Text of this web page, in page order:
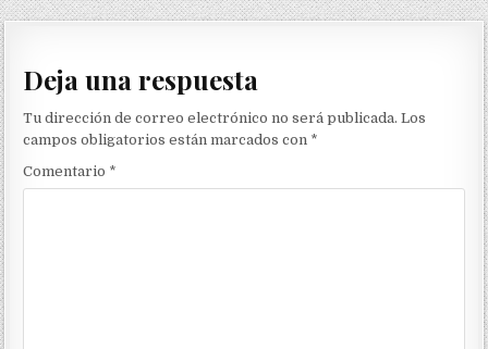
Deja una respuesta
Tu dirección de correo electrónico no será publicada. Los
campos obligatorios están marcados con *
Comentario *